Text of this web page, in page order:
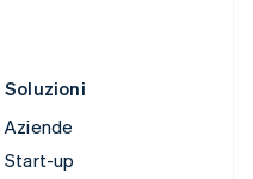
Soluzioni
Aziende
Start-up